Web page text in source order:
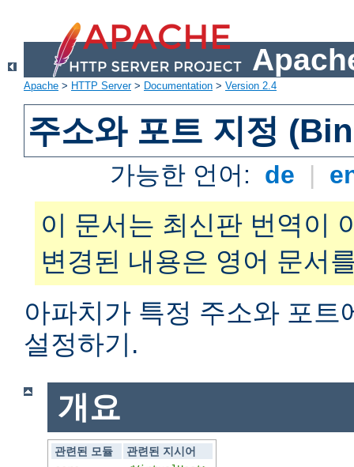
Apache > HTTP Server> Documentation > Version 2.4
주소와 포트 지정
가능한 언어: de |
이 문서는 최신판 번역이
변경된 내용은 영어 문서
아파치가 특정 주소와 포트
설정하기.
개요
관련된 모듈
관련된 지시어